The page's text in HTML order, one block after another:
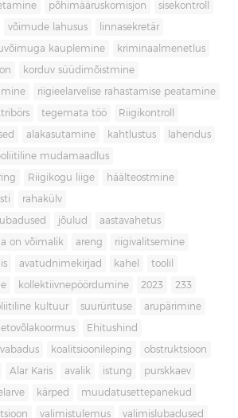
põhimääruskomisjon sisekontroll
võimude lahusus linnasekretär
kauplemine kriminaalmenetlus
korduv süüdimõistmine
riigieelarvelise rahastamise peatamine
tegemata töö Riigikontroll
alakasutamine kahtlustus lahendus
mudamaadlus
Riigikogu liige häälteostmine
rahakülv
jõulud aastavahetus
on võimalik areng riigivalitsemine
avatudnimekirjad kahel toolil
kollektiivnepöördumine 2023 233
kultuur suurürituse arupärimine
Ehitushind
vabadus koalitsioonileping obstruktsioon
Alar Karis avalik istung purskkaev
kärped muudatusettepanekud
valimistulemus valimislubadused